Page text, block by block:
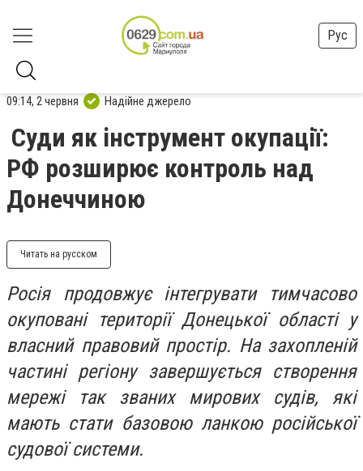
Рус
09:14, 2 червня Надійне джерело
Суди як інструмент окупації:
РФ розширює контроль над
Донеччиною
Читать на русском
Росія продовжує інтегрувати тимчасово
окуповані території Донецької області у
власний правовий простір. На захопленій
частині регіону завершується створення
мережі так званих мирових судів, які
мають стати базовою ланкою російської
судової системи.